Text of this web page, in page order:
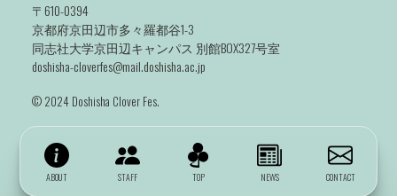
ABOUT STAFF TOP NEWS CONTACT
〒610-0394
京都府京田辺市多々羅都谷1-3
同志社大学京田辺キャンパス 別館BOX327号室
doshisha-cloverfes@mail.doshisha.ac.jp
©️ 2024 Doshisha Clover Fes.